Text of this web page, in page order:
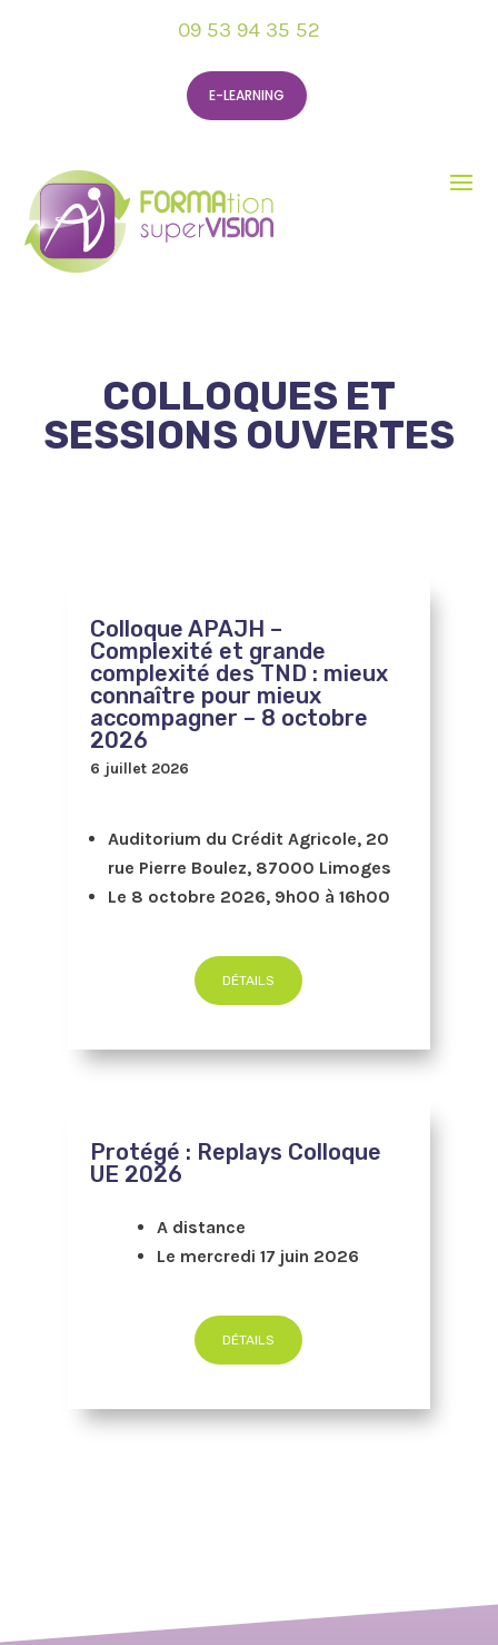
09 53 94 35 52
E-LEARNING
COLLOQUES ET
SESSIONS OUVERTES
Colloque APAJH –
Complexité et grande
complexité des TND : mieux
connaître pour mieux
accompagner – 8 octobre
2026
6 juillet 2026
Auditorium du Crédit Agricole, 20
rue Pierre Boulez, 87000 Limoges
Le 8 octobre 2026, 9h00 à 16h00
DÉTAILS
Protégé : Replays Colloque
UE 2026
A distance
Le mercredi 17 juin 2026
DÉTAILS